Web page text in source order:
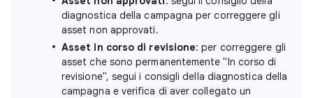
diagnostica della campagna per correggere gli
asset non approvati.
Asset in corso di revisione: per correggere gli
asset che sono permanentemente "In corso di
revisione", segui i consigli della diagnostica della
campagna e verifica di aver collegato un